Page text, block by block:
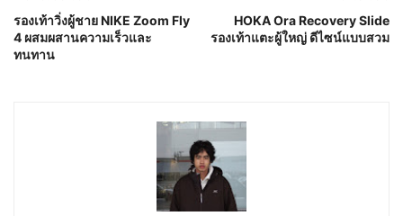
รองเท้าวิ่งผู้ชาย NIKE Zoom Fly
4 ผสมผสานความเร็วและ
ทนทาน
HOKA Ora Recovery Slide
รองเท้าแตะผู้ใหญ่ ดีไซน์แบบสวม